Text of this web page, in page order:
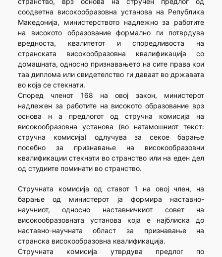
соодветна високообразовна установа на Република
Македонија, министерството надлежно за работите
на високото образование формално ги потврдува
вредноста, квалитетот и споредливоста на
странската високообразовна квалификација со
домашната, односно признавањето на сите права кои
таа диплома или свидетелство ги даваат во државата
во која се стекнати.
Според членот 168 на овој закон, министерот
надлежен за работите на високото образование врз
основа н а предлогот од стручна комисија на
високообразовна установа (во натамошниот текст:
стручна комисија) одлучува за секое барање
посебно за признавање на високообразовни
квалификации стекнати во странство или на еден дел
од студиите поминати во странство.
Стручната комисија од ставот 1 на овој член, на
барање од министерот ја формира наставно-
научниот, односно наставничкиот совет на
високообразовната установа која е најблиска до
наставно-научната област за признавање на
странска високообразовна квалификација.
Стручната комисија утврдува предлог по